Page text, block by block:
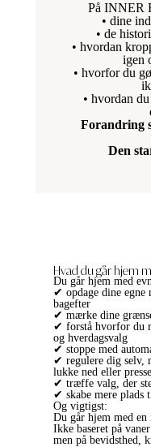
På INNER
• dine
• de
• hvordan
igen
• hvorfor du
• hvordan
Forandring
Den
Hvad du går hjem
Du går hjem med
✔ opdage dine egne
bagefter
✔ mærke dine
✔ forstå hvorfor du
og hverdagsvalg
✔ stoppe med
✔ regulere dig selv,
lukke ned eller
✔ træffe valg, der
✔ skabe mere plads
Og vigtigst:
Du går hjem med
Ikke baseret på
men på bevidsthed,